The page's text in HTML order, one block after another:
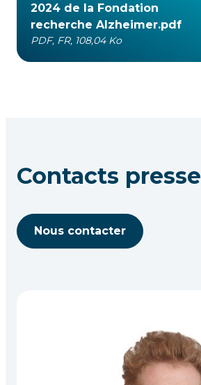
2024 de la Fondation
recherche Alzheimer.pdf
PDF, FR, 108,04 Ko
Contacts presse
Nous contacter